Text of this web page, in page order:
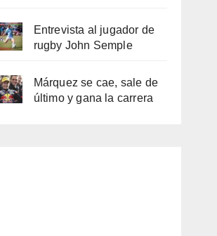
Entrevista al jugador de
rugby John Semple
Márquez se cae, sale de
último y gana la carrera